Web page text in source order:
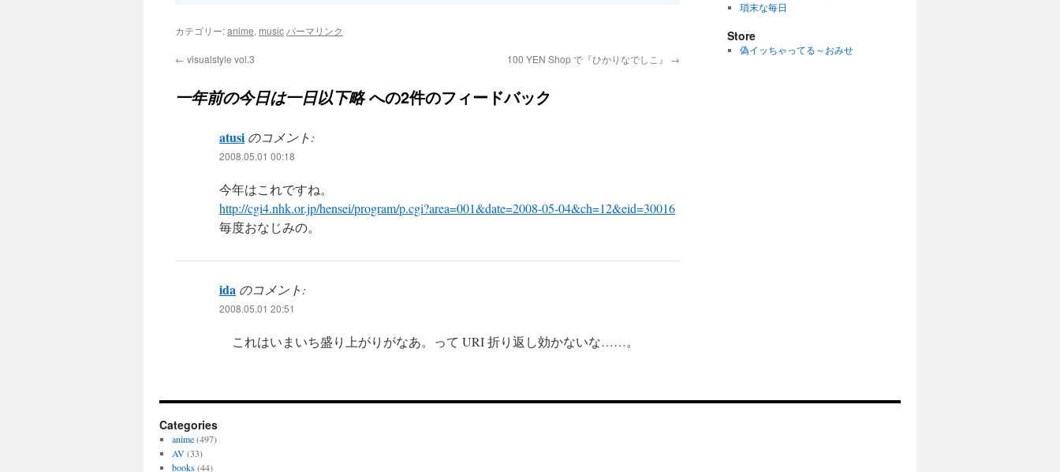
カテゴリー:anime, music パーマリンク
← visualstyle vol.3 100 YEN Shop で『ひかりなでしこ』 →
一年前の今日は一日以下略への2件のフィードバック
atusi のコメント:
2008.05.01 00:18
今年はこれですね。
http://cgi4.nhk.or.jp/hensei/program/p.cgi?area=001&date=2008-05-04&ch=12&eid=30016
毎度おなじみの。
ida のコメント:
2008.05.01 20:51
これはいまいち盛り上がりがなあ。って URI 折り返し効かないな……。
瑣末な毎日
Store
偽イッちゃってる～おみせ
Categories
anime(497)
AV(33)
books(44)